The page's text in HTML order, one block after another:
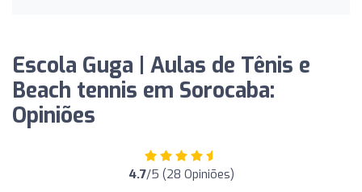
Escola Guga | Aulas de Tênis e
Beach tennis em Sorocaba:
Opiniões
4.7/5 (28 Opiniões)